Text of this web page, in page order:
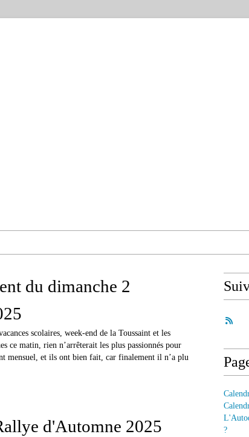
du dimanche 2
scolaires, week-end de la Toussaint et les
ce matin, rien n’arrêterait les plus passionnés pour
mensuel, et ils ont bien fait, car finalement il n’a plu
d'Automne 2025
?